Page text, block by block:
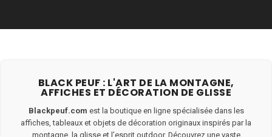
BLACK PEUF : L'ART DE LA MONTAGNE,
AFFICHES ET DÉCORATION DE GLISSE
Blackpeuf.com est la boutique en ligne spécialisée dans les
affiches, tableaux et objets de décoration originaux inspirés par la
montagne, la glisse et l’esprit outdoor. Découvrez une vaste